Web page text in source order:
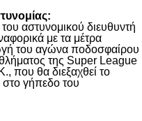
αστυνομικού διευθυντή
με τα μέτρα
του αγώνα ποδοσφαίρου
της Super League
που θα διεξαχθεί το
γήπεδο του